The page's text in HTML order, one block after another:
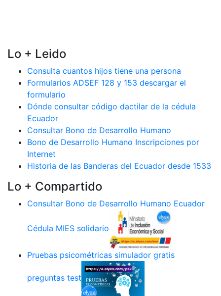
Lo + Leido
Consulta cuantos hijos tiene una persona
Formularios ADSEF 128 y 153 descargar el
formulario
Dónde consultar código dactilar de la cédula
Ecuador
Consultar Bono de Desarrollo Humano
Bono de Desarrollo Humano Inscripciones por
Internet
Historia de las Banderas del Ecuador desde 1533
Lo + Compartido
Consultar Bono de Desarrollo Humano Ecuador
Cédula MIES solidario
Pruebas psicométricas simulador gratis
preguntas test